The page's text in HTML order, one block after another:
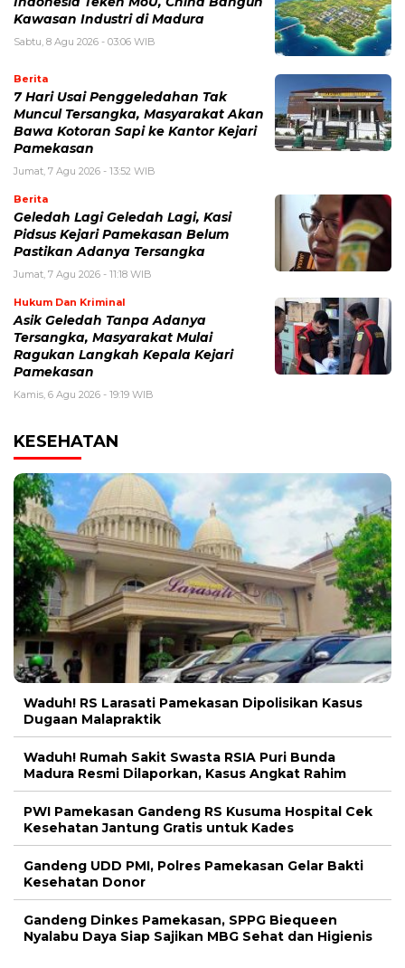
Kawasan Industri di Madura
Sabtu, 8 Agu 2026 - 03:06 WIB
Berita
7 Hari Usai Penggeledahan Tak
Muncul Tersangka, Masyarakat Akan
Bawa Kotoran Sapi ke Kantor Kejari
Pamekasan
Jumat, 7 Agu 2026 - 13:52 WIB
Berita
Geledah Lagi Geledah Lagi, Kasi
Pidsus Kejari Pamekasan Belum
Pastikan Adanya Tersangka
Jumat, 7 Agu 2026 - 11:18 WIB
Hukum Dan Kriminal
Asik Geledah Tanpa Adanya
Tersangka, Masyarakat Mulai
Ragukan Langkah Kepala Kejari
Pamekasan
Kamis, 6 Agu 2026 - 19:19 WIB
KESEHATAN
Waduh! RS Larasati Pamekasan Dipolisikan Kasus
Dugaan Malapraktik
Waduh! Rumah Sakit Swasta RSIA Puri Bunda
Madura Resmi Dilaporkan, Kasus Angkat Rahim
PWI Pamekasan Gandeng RS Kusuma Hospital Cek
Kesehatan Jantung Gratis untuk Kades
Gandeng UDD PMI, Polres Pamekasan Gelar Bakti
Kesehatan Donor
Gandeng Dinkes Pamekasan, SPPG Biequeen
Nyalabu Daya Siap Sajikan MBG Sehat dan Higienis